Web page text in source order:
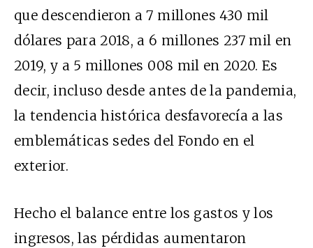
que descendieron a 7 millones 430 mil
dólares para 2018, a 6 millones 237 mil en
2019, y a 5 millones 008 mil en 2020. Es
decir, incluso desde antes de la pandemia,
la tendencia histórica desfavorecía a las
emblemáticas sedes del Fondo en el
exterior.
Hecho el balance entre los gastos y los
ingresos, las pérdidas aumentaron